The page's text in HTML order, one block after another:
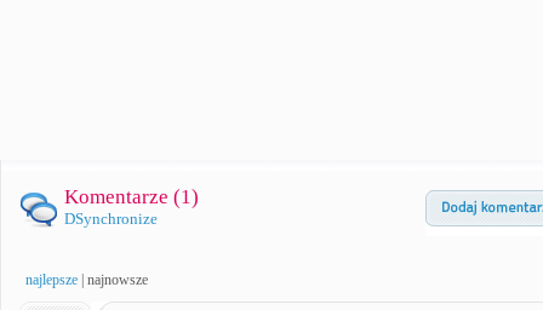
Komentarze (1)
DSynchronize
najlepsze najnowsze